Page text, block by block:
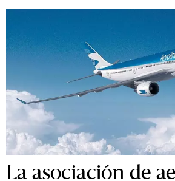
La asociación de